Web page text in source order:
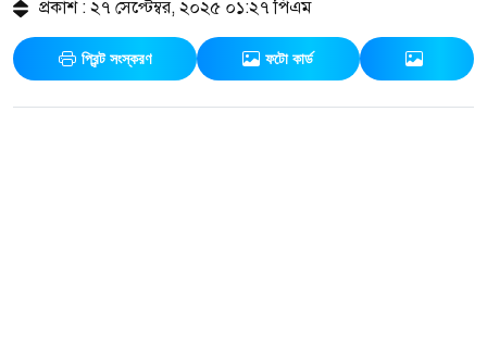
প্রকাশ : ২৭ সেপ্টেম্বর, ২০২৫ ০১:২৭ পিএম
প্রিন্ট সংস্করণ ফটো কার্ড